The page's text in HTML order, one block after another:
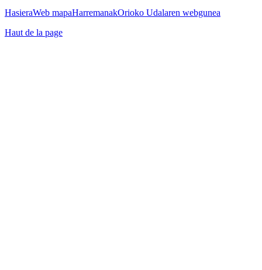
HasieraWeb mapaHarremanakOrioko Udalaren webgunea
Haut de la page